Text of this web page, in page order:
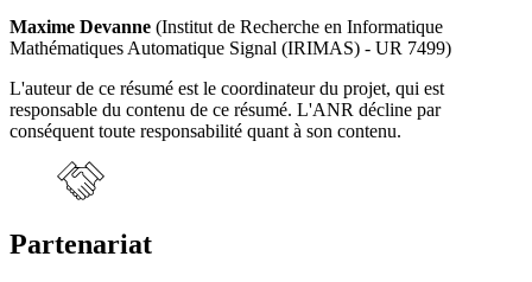
Maxime Devanne (Institut de Recherche en Informatique
Mathématiques Automatique Signal (IRIMAS) - UR 7499)
L'auteur de ce résumé est le coordinateur du projet, qui est
responsable du contenu de ce résumé. L'ANR décline par
conséquent toute responsabilité quant à son contenu.
Partenariat